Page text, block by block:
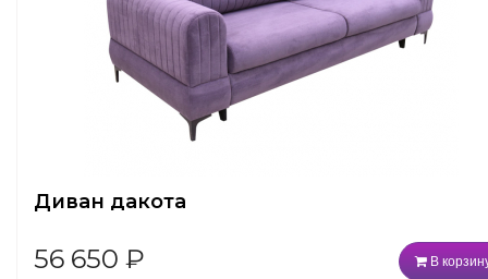
Диван дакота
56 650 ₽ В